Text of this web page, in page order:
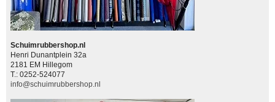
Schuimrubbershop.nl
Henri Dunantplein 32a
2181 EM Hillegom
T.: 0252-524077
info@schuimrubbershop.nl